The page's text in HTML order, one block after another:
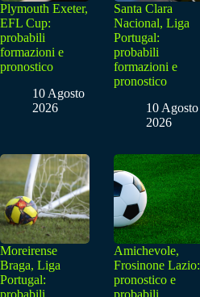
Plymouth Exeter,
EFL Cup:
probabili
formazioni e
pronostico
10 Agosto
2026
Santa Clara
Nacional, Liga
Portugal:
probabili
formazioni e
pronostico
10 Agosto
2026
Moreirense
Braga, Liga
Portugal:
Amichevole,
Frosinone Lazio:
pronostico e